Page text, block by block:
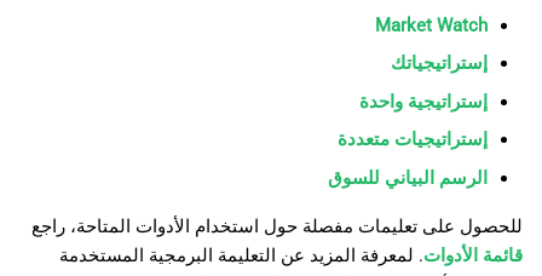
Market Watch
إستراتيجياتك
إستراتيجية واحدة
إستراتيجيات متعددة
الرسم البياني للسوق
للحصول على تعليمات مفصلة حول استخدام الأدوات المتاحة، راجع
قائمة الأدوات. لمعرفة المزيد عن التعليمة البرمجية المستخدمة